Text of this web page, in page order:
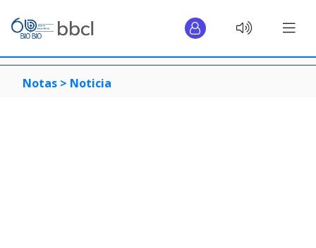
Notas > Noticia